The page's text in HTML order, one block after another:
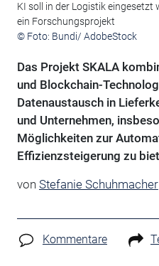
KI soll in der Logistik
ein Forschungsprojekt
© Foto: Bundi/ AdobeStock
Das Projekt SKALA
und Blockchain-
Datenaustausch in
und Unternehmen,
Möglichkeiten zur
Effizienzsteigerung zu
von Stefanie Schuhmacher
Kommentare